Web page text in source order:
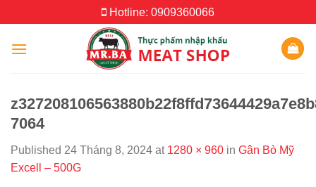
to
content
Hotline: 0909360066
7064
Published 24 Tháng 8, 2024 at 1280 × 960 in Gân Bò Mỹ
Excell – 500G